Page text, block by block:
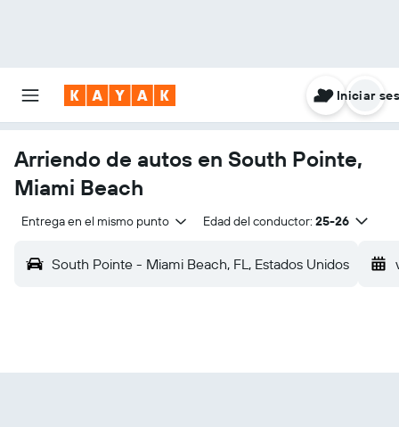
Iniciar
Arriendo de autos en South Pointe,
Miami Beach
Entrega en el mismo punto Edad del conductor: 25-26
South Pointe - Miami Beach, FL, Estados Unidos